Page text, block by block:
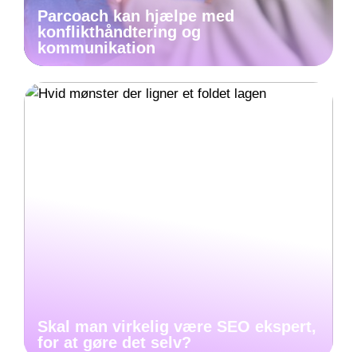
Parcoach kan hjælpe med
konflikthåndtering og
kommunikation
Skal man virkelig være SEO ekspert,
for at gøre det selv?